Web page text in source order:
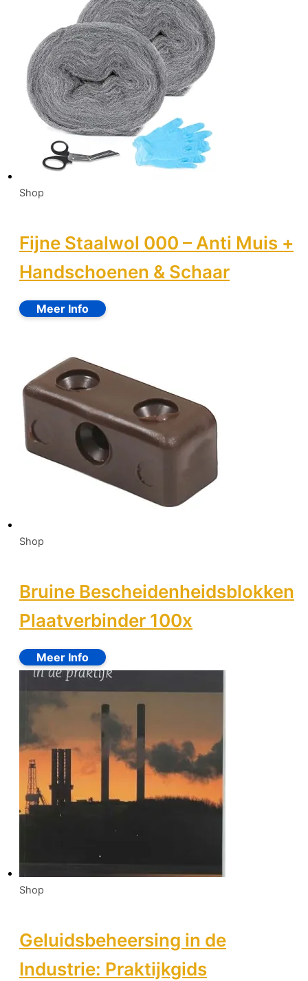
Shop
Fijne Staalwol 000 – Anti Muis +
Handschoenen & Schaar
Shop
Bruine Bescheidenheidsblokken
Plaatverbinder 100x
Shop
Geluidsbeheersing in de
Industrie: Praktijkgids